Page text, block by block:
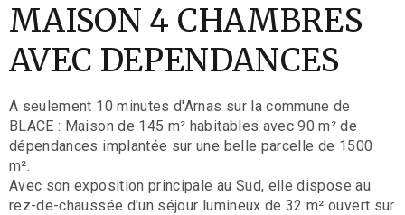
MAISON 4 CHAMBRES
AVEC DEPENDANCES
A seulement 10 minutes d'Arnas sur la commune de
BLACE : Maison de 145 m² habitables avec 90 m² de
dépendances implantée sur une belle parcelle de 1500
m².
Avec son exposition principale au Sud, elle dispose au
rez-de-chaussée d'un séjour lumineux de 32 m² ouvert sur